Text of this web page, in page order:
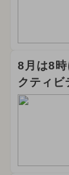
8月は8
クティ